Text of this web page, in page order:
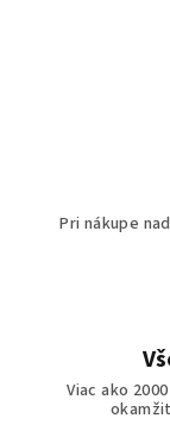
Pri nákupe
Viac ako